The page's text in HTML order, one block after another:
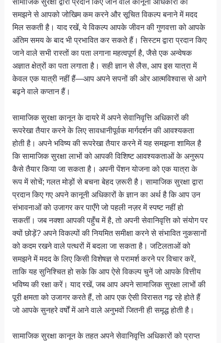
समझने से आपको जोखिम कम करने और सूचित विकल्प बनाने में मदद
मिल सकती है। याद रखें, ये विकल्प आपके जीवन की गुणवत्ता को आपके
अंतिम समय के बाद भी प्रभावित कर सकते हैं। सिस्टम द्वारा प्रदान किए
जाने वाले सभी रास्तों का पता लगाना महत्वपूर्ण है, जैसे एक अन्वेषक
अज्ञात क्षेत्रों का पता लगाता है। सही ज्ञान से लैस, आप इस यात्रा में
केवल एक यात्री नहीं हैं—आप अपने सपनों की ओर आत्मविश्वास से आगे
बढ़ने वाले कप्तान हैं।
सामाजिक सुरक्षा कानून के दायरे में अपने सेवानिवृत्ति अधिकारों की
रूपरेखा तैयार करने के लिए सावधानीपूर्वक मार्गदर्शन की आवश्यकता
होती है। अपने भविष्य की रूपरेखा तैयार करने में यह समझना शामिल है
कि सामाजिक सुरक्षा लाभों को आपकी विशिष्ट आवश्यकताओं के अनुरूप
कैसे तैयार किया जा सकता है। अपनी पेंशन योजना को एक यात्रा के
रूप में सोचें; गलत मोड़ों से बचना बेहद ज़रूरी है। सामाजिक सुरक्षा द्वारा
प्रदान किए गए अपने कानूनी अधिकारों के ज्ञान का अर्थ है कि आप उन
संभावनाओं को उजागर कर पाएँगे जो पहली नज़र में स्पष्ट नहीं हो
सकतीं। जब नक्शा आपकी पहुँच में है, तो अपनी सेवानिवृत्ति को संयोग पर
क्यों छोड़ें? अपने विकल्पों की नियमित समीक्षा करने से संभावित नुकसानों
को कदम रखने वाले पत्थरों में बदला जा सकता है। जटिलताओं को
समझने में मदद के लिए किसी विशेषज्ञ से परामर्श करने पर विचार करें,
ताकि यह सुनिश्चित हो सके कि आप ऐसे विकल्प चुनें जो आपके वित्तीय
भविष्य की रक्षा करें। याद रखें, जब आप अपने सामाजिक सुरक्षा लाभों की
पूरी क्षमता को उजागर करते हैं, तो आप एक ऐसी विरासत गढ़ रहे होते हैं
जो आपके सुनहरे वर्षों में आने वाले अनुभवों जितनी ही समृद्ध होती है।
सामाजिक सुरक्षा कानून के तहत अपने सेवानिवृत्ति अधिकारों को प्राप्त